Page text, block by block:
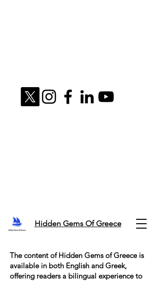
Hidden Gems Of Greece
The content of Hidden Gems of Greece is
available in both English and Greek,
offering readers a bilingual experience to